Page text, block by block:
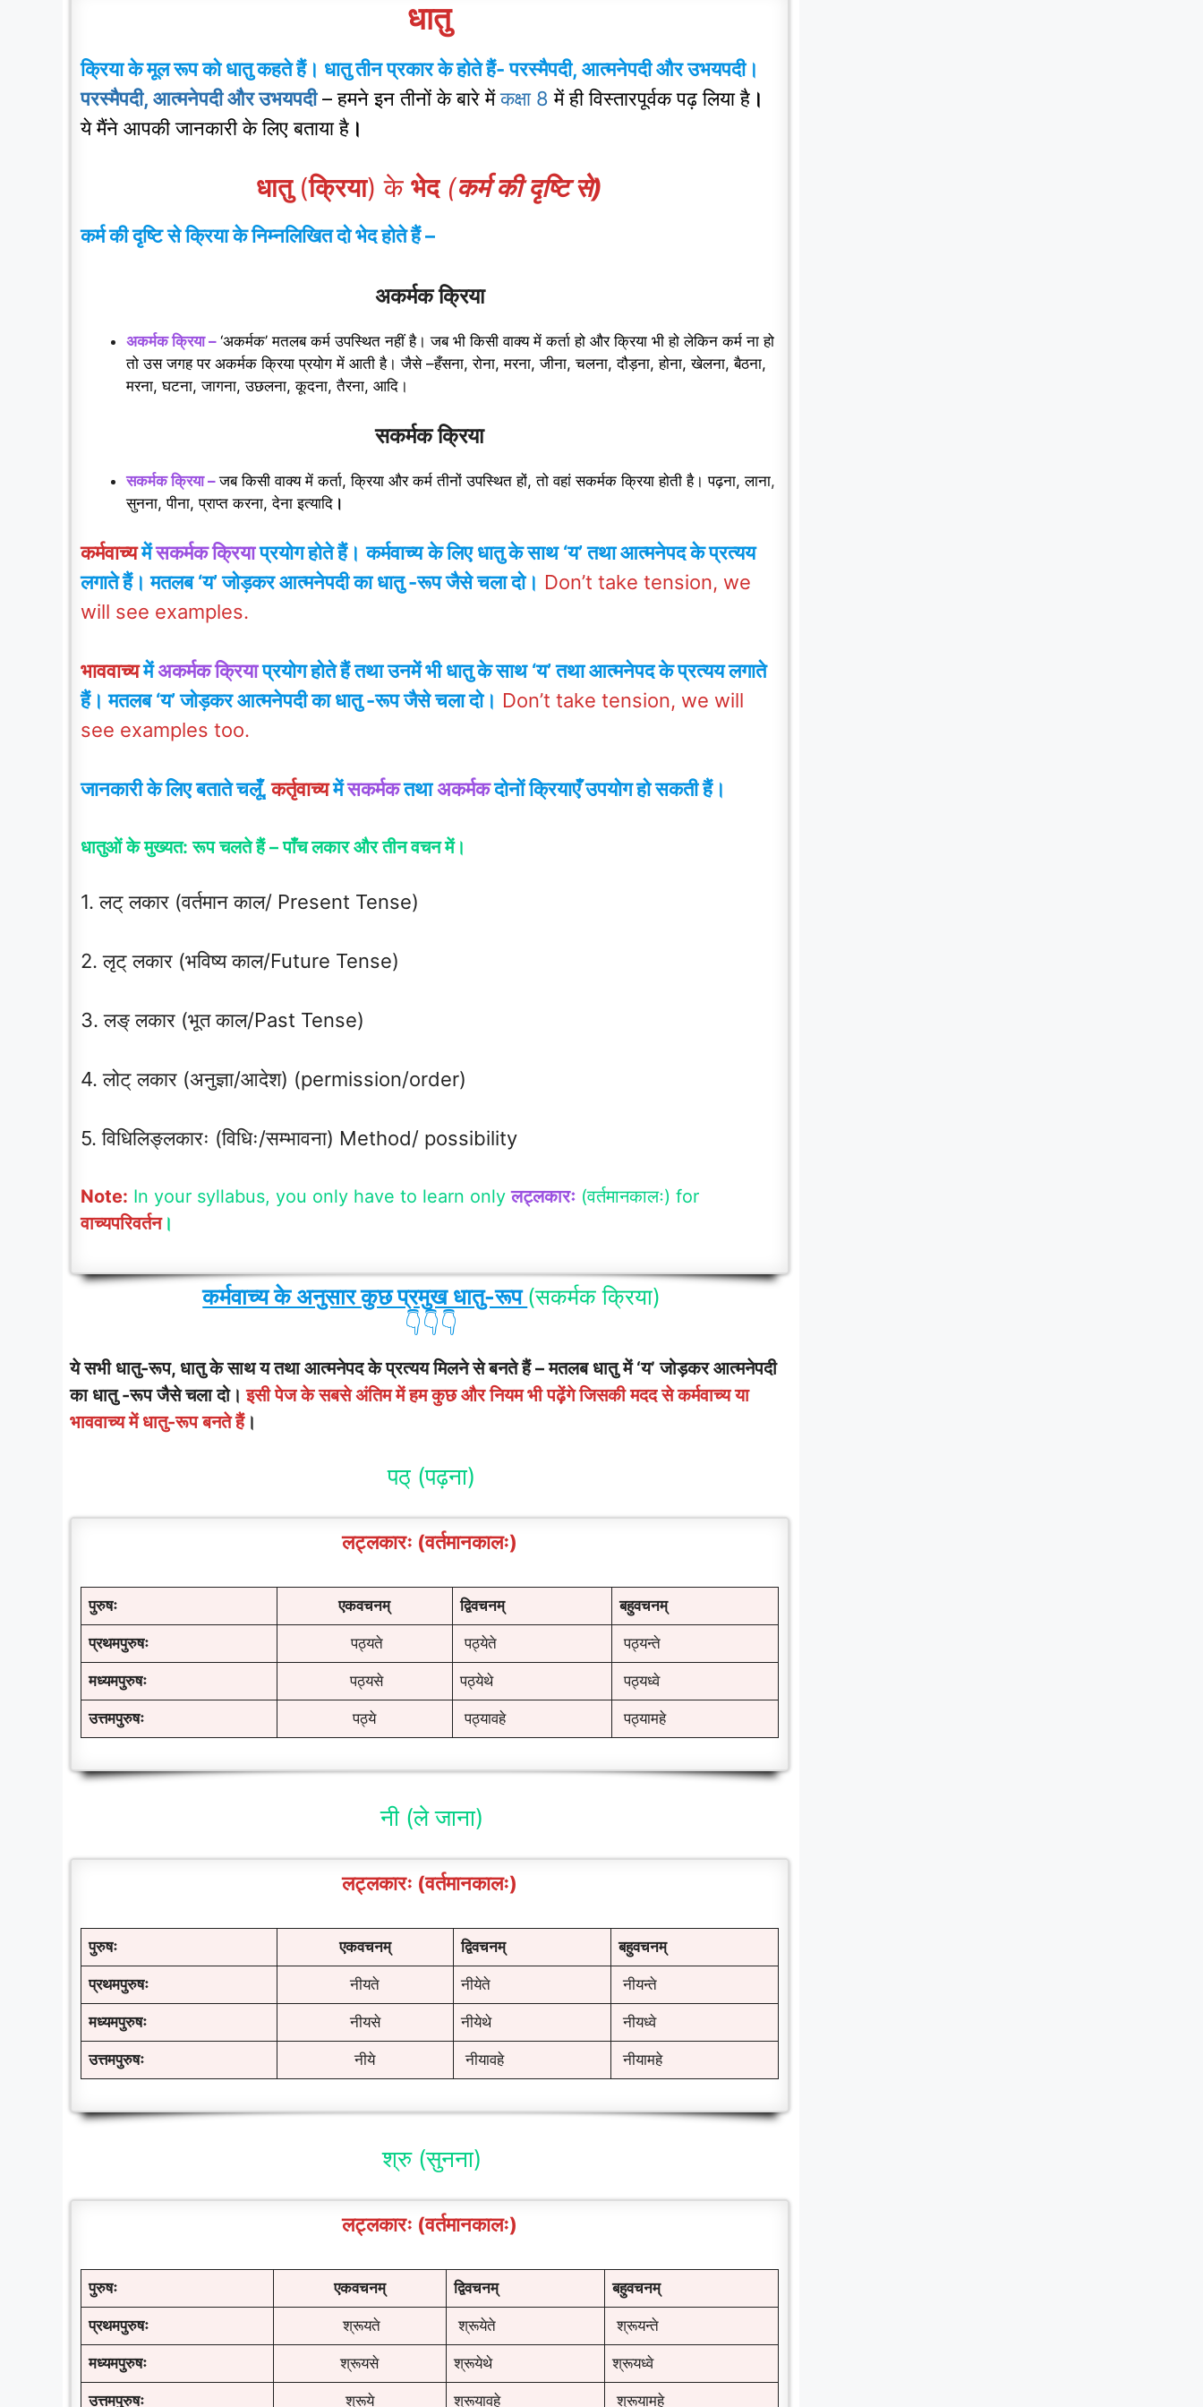
धातु
क्रिया के मूल रूप को धातु कहते हैं। धातु तीन प्रकार के होते हैं- परस्मैपदी, आत्मनेपदीऔरउभयपदी।
परस्मैपदी, आत्मनेपदी और उभयपदी– हमने इन तीनों के बारे मेंकक्षा 8 में ही विस्तारपूर्वक पढ़ लिया है।
ये मैंने आपकी जानकारी के लिए बताया है।
धातु(क्रिया) केभेद (कर्म की दृष्टि से)
कर्म की दृष्टि से क्रिया के निम्नलिखित दो भेद होते हैं –
अकर्मक क्रिया
अकर्मक क्रिया – ‘अकर्मक’ मतलब कर्म उपस्थित नहीं है। जब भी किसी वाक्य में कर्ता हो और क्रिया भी हो लेकिन कर्म ना हो
तो उस जगह पर अकर्मक क्रिया प्रयोग में आती है। जैसे –हँसना, रोना, मरना, जीना, चलना, दौड़ना, होना, खेलना, बैठना,
मरना, घटना, जागना, उछलना, कूदना, तैरना, आदि।
सकर्मक क्रिया
सकर्मक क्रिया –जब किसी वाक्य में कर्ता, क्रिया और कर्म तीनों उपस्थित हों, तो वहां सकर्मक क्रिया होती है। पढ़ना, लाना,
सुनना, पीना, प्राप्त करना, देना इत्यादि।
कर्मवाच्यमेंसकर्मक क्रियाप्रयोग होते हैं। कर्मवाच्य के लिए धातु के साथ ‘य’ तथा आत्मनेपद के प्रत्यय
लगाते हैं। मतलब ‘य’ जोड़कर आत्मनेपदी का धातु -रूप जैसे चला दो। Don’t take tension, we
will see examples.
भाववाच्यमेंअकर्मक क्रियाप्रयोग होते हैं तथा उनमें भी धातु के साथ ‘य’ तथा आत्मनेपद के प्रत्यय लगाते
हैं। मतलब ‘य’ जोड़कर आत्मनेपदी का धातु -रूप जैसे चला दो। Don’t take tension, we will
see examples too.
जानकारी के लिए बताते चलूँ,कर्तृवाच्यमेंसकर्मकतथाअकर्मकदोनों क्रियाएँ उपयोग हो सकती हैं।
धातुओं के मुख्यत: रूप चलते हैं – पाँच लकार और तीन वचन में।
1. लट् लकार (वर्तमान काल/ Present Tense)
2. लृट् लकार (भविष्य काल/Future Tense)
3. लङ् लकार (भूत काल/Past Tense)
4. लोट् लकार (अनुज्ञा/आदेश) (permission/order)
5. विधिलिङ्लकारः (विधिः/सम्भावना) Method/ possibility
Note: In your syllabus, you only have to learn only लट्लकारः(वर्तमानकालः) for
वाच्यपरिवर्तन।
कर्मवाच्य के अनुसार कुछ प्रमुख धातु-रूप (सकर्मक क्रिया)
👇👇👇
ये सभी धातु-रूप, धातु के साथ य तथा आत्मनेपद के प्रत्यय मिलने से बनते हैं – मतलबधातु में ‘य’ जोड़कर आत्मनेपदी
का धातु -रूप जैसे चला दो।इसी पेज के सबसे अंतिम में हम कुछ और नियम भी पढ़ेंगे जिसकी मदद से कर्मवाच्य या
भाववाच्य में धातु-रूप बनते हैं।
पठ् (पढ़ना)
लट्लकारः (वर्तमानकालः)
पुरुषः एकवचनम् द्विवचनम् बहुवचनम्
प्रथमपुरुषः पठ्यते पठ्येते पठ्यन्ते
मध्यमपुरुषः पठ्यसे पठ्येथे पठ्यध्वे
उत्तमपुरुषः पठ्ये पठ्यावहे पठ्यामहे
नी (ले जाना)
लट्लकारः (वर्तमानकालः)
पुरुषः एकवचनम् द्विवचनम् बहुवचनम्
प्रथमपुरुषः नीयते नीयेते नीयन्ते
मध्यमपुरुषः नीयसे नीयेथे नीयध्वे
उत्तमपुरुषः नीये नीयावहे नीयामहे
श्रु (सुनना)
लट्लकारः (वर्तमानकालः)
पुरुषः एकवचनम् द्विवचनम् बहुवचनम्
प्रथमपुरुषः श्रूयते श्रूयेते श्रूयन्ते
मध्यमपुरुषः श्रूयसे श्रूयेथे श्रूयध्वे
उत्तमपुरुषः श्रूये श्रूयावहे श्रूयामहे